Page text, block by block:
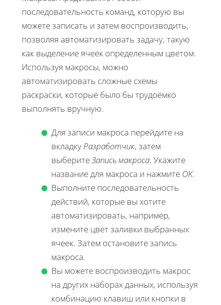
последовательность команд, которую вы
можете записать и затем воспроизводить,
позволяя автоматизировать задачу, такую
как выделение ячеек определенным цветом.
Используя макросы, можно
автоматизировать сложные схемы
раскраски, которые было бы трудоёмко
выполнять вручную.
Для записи макроса перейдите на
вкладку Разработчик, затем
выберитеЗапись макроса. Укажите
название для макроса и нажмите OK.
Выполните последовательность
действий, которые вы хотите
автоматизировать, например,
измените цвет заливки выбранных
ячеек. Затем остановите запись
макроса.
Вы можете воспроизводить макрос
на других наборах данных, используя
комбинацию клавиш или кнопки в